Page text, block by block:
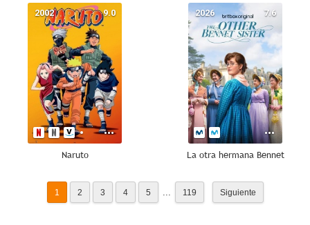
9.0
2002
Naruto
7.6
2026
La otra hermana Bennet
1 2 3 4 5 ... 119 Siguiente